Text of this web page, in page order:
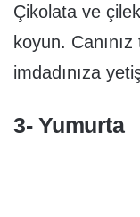
Çikolata ve
koyun.
imdadınıza
3- Yumurta